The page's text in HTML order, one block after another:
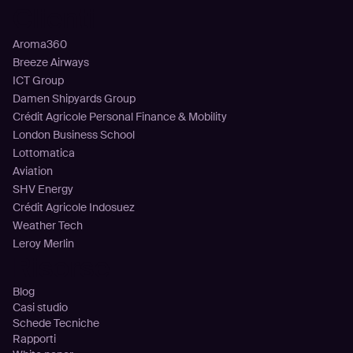
Aroma360
Breeze Airways
ICT Group
Damen Shipyards Group
Crédit Agricole Personal Finance & Mobility
London Business School
Lottomatica
Aviation
SHV Energy
Crédit Agricole Indosuez
Weather Tech
Leroy Merlin
Blog
Casi studio
Schede Tecniche
Rapporti